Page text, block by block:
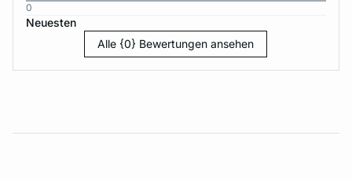
0
Neuesten
Alle {0} Bewertungen ansehen